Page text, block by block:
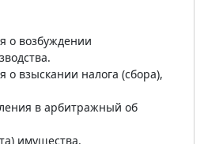
о возбуждении
о взыскании налога (сбора),
в арбитражный об
имущества.